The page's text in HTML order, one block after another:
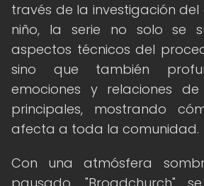
través de la investigación
niño, la serie no solo se
aspectos técnicos del
sino que también
emociones y relaciones
principales, mostrando
afecta a toda la comunidad.
Con una atmósfera